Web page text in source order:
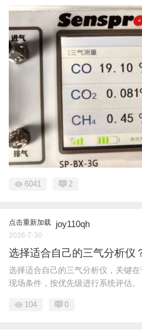
6041 2
点击重新加载 joy110qh
2026-7-30
选择适合自己的三气分析仪
选择适合自己的三气分析仪，关键
现场条件，按优先级进行系统评估。
104 0